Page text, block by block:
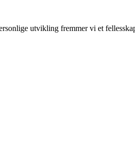
utvikling fremmer vi et